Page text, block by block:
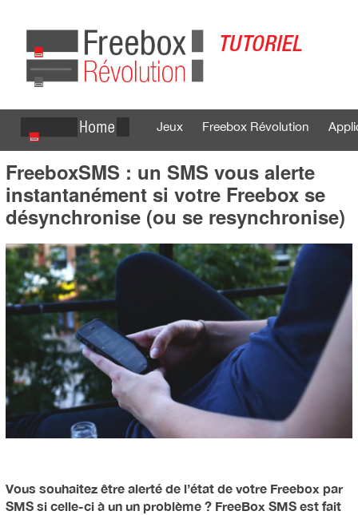
Jeux Freebox Révolution
Se connecter S'inscrire
FreeboxSMS : un SMS vous alerte
instantanément si votre Freebox se
désynchronise (ou se resynchronise)
Vous souhaitez être alerté de l’état de votre Freebox par
SMS si celle-ci à un un problème ? FreeBox SMS est fait